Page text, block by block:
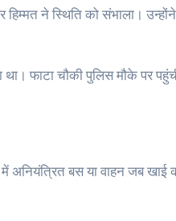
ने स्थिति को संभाला। उन्होंने
था। फाटा चौकी पुलिस मौके पर
अनियंत्रित बस या वाहन जब खाई